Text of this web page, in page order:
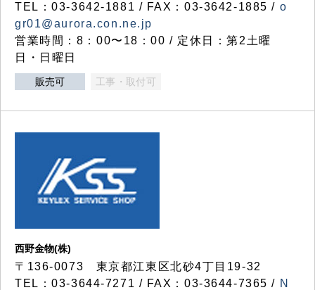
TEL：03-3642-1881 / FAX：03-3642-1885 / o
gr01@aurora.con.ne.jp
営業時間：8：00〜18：00 / 定休日：第2土曜
日・日曜日
販売可 工事・取付可
西野金物(株)
〒136-0073 東京都江東区北砂4丁目19-32
TEL：03‐3644‐7271 / FAX：03-3644-7365 / N